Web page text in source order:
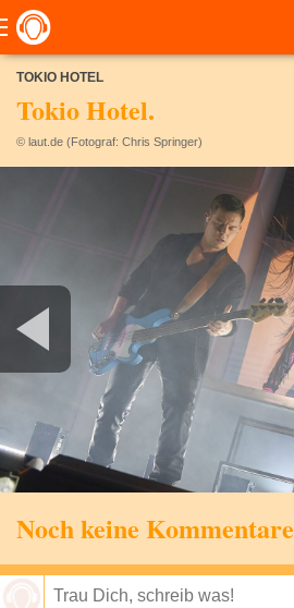
TOKIO HOTEL
Tokio Hotel.
© laut.de (Fotograf: Chris Springer)
Noch keine Kommentare